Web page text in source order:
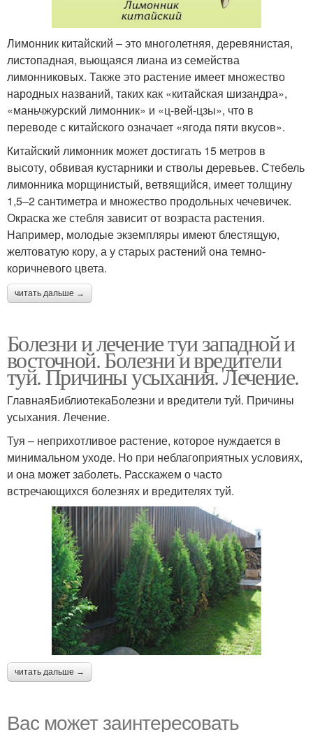
Лимонник китайский – это многолетняя, деревянистая,
листопадная, вьющаяся лиана из семейства
лимонниковых. Также это растение имеет множество
народных названий, таких как «китайская шизандра»,
«маньчжурский лимонник» и «ц-вей-цзы», что в
переводе с китайского означает «ягода пяти вкусов».
Китайский лимонник может достигать 15 метров в
высоту, обвивая кустарники и стволы деревьев. Стебель
лимонника морщинистый, ветвящийся, имеет толщину
1,5–2 сантиметра и множество продольных чечевичек.
Окраска же стебля зависит от возраста растения.
Например, молодые экземпляры имеют блестящую,
желтоватую кору, а у старых растений она темно-
коричневого цвета.
читать дальше →
Болезни и лечение туи западной и
восточной. Болезни и вредители
туй. Причины усыхания. Лечение.
ГлавнаяБиблиотекаБолезни и вредители туй. Причины
усыхания. Лечение.
Туя – неприхотливое растение, которое нуждается в
минимальном уходе. Но при неблагоприятных условиях,
и она может заболеть. Расскажем о часто
встречающихся болезнях и вредителях туй.
читать дальше →
Вас может заинтересовать